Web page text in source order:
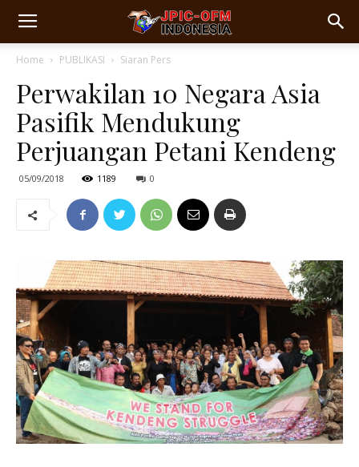
Home PUBLIKASI Siaran Pers
Perwakilan 10 Negara Asia
Pasifik Mendukung
Perjuangan Petani Kendeng
05/09/2018 1189 0